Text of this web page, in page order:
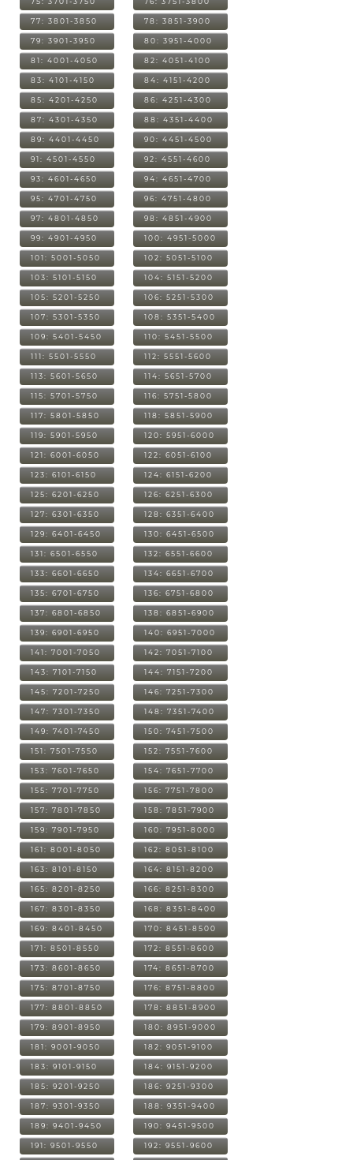
77: 3801-3850 78: 3851-3900
79: 3901-3950 80: 3951-4000
81: 4001-4050 82: 4051-4100
83: 4101-4150 84: 4151-4200
85: 4201-4250 86: 4251-4300
87: 4301-4350 88: 4351-4400
89: 4401-4450 90: 4451-4500
91: 4501-4550 92: 4551-4600
93: 4601-4650 94: 4651-4700
95: 4701-4750 96: 4751-4800
97: 4801-4850 98: 4851-4900
99: 4901-4950 100: 4951-5000
101: 5001-5050 102: 5051-5100
103: 5101-5150 104: 5151-5200
105: 5201-5250 106: 5251-5300
107: 5301-5350 108: 5351-5400
109: 5401-5450 110: 5451-5500
111: 5501-5550 112: 5551-5600
113: 5601-5650 114: 5651-5700
115: 5701-5750 116: 5751-5800
117: 5801-5850 118: 5851-5900
119: 5901-5950 120: 5951-6000
121: 6001-6050 122: 6051-6100
123: 6101-6150 124: 6151-6200
125: 6201-6250 126: 6251-6300
127: 6301-6350 128: 6351-6400
129: 6401-6450 130: 6451-6500
131: 6501-6550 132: 6551-6600
133: 6601-6650 134: 6651-6700
135: 6701-6750 136: 6751-6800
137: 6801-6850 138: 6851-6900
139: 6901-6950 140: 6951-7000
141: 7001-7050 142: 7051-7100
143: 7101-7150 144: 7151-7200
145: 7201-7250 146: 7251-7300
147: 7301-7350 148: 7351-7400
149: 7401-7450 150: 7451-7500
151: 7501-7550 152: 7551-7600
153: 7601-7650 154: 7651-7700
155: 7701-7750 156: 7751-7800
157: 7801-7850 158: 7851-7900
159: 7901-7950 160: 7951-8000
161: 8001-8050 162: 8051-8100
163: 8101-8150 164: 8151-8200
165: 8201-8250 166: 8251-8300
167: 8301-8350 168: 8351-8400
169: 8401-8450 170: 8451-8500
171: 8501-8550 172: 8551-8600
173: 8601-8650 174: 8651-8700
175: 8701-8750 176: 8751-8800
177: 8801-8850 178: 8851-8900
179: 8901-8950 180: 8951-9000
181: 9001-9050 182: 9051-9100
183: 9101-9150 184: 9151-9200
185: 9201-9250 186: 9251-9300
187: 9301-9350 188: 9351-9400
189: 9401-9450 190: 9451-9500
191: 9501-9550 192: 9551-9600